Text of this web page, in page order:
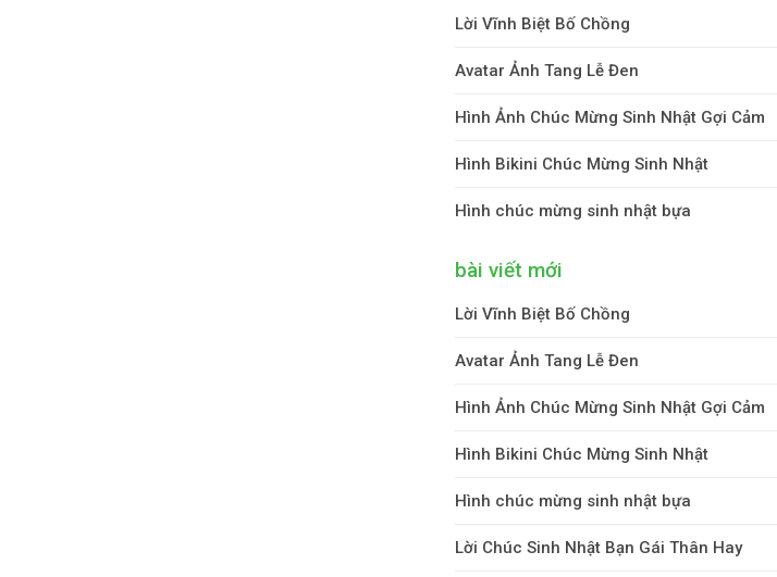
Lời Vĩnh Biệt Bố Chồng
Avatar Ảnh Tang Lễ Đen
Hình Ảnh Chúc Mừng Sinh Nhật Gợi Cảm
Hình Bikini Chúc Mừng Sinh Nhật
Hình chúc mừng sinh nhật bựa
bài viết mới
Lời Vĩnh Biệt Bố Chồng
Avatar Ảnh Tang Lễ Đen
Hình Ảnh Chúc Mừng Sinh Nhật Gợi Cảm
Hình Bikini Chúc Mừng Sinh Nhật
Hình chúc mừng sinh nhật bựa
Lời Chúc Sinh Nhật Bạn Gái Thân Hay